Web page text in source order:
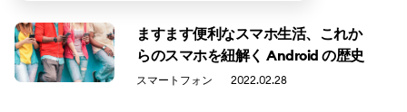
ますます便利なスマホ生活、これか
らのスマホを紐解く Android の歴史
スマートフォン 2022.02.28